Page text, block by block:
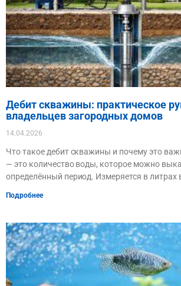
Дебит скважины: практическое
владельцев загородных домов
14.04.2026
Что такое дебит скважины и почему это
— это количество воды, которое можно
определённый период. Измеряется в литрах
Подробнее